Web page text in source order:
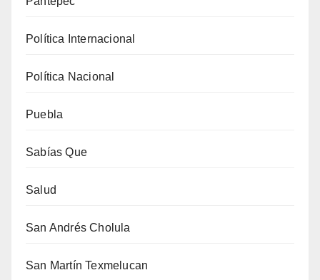
Política Internacional
Política Nacional
Puebla
Sabías Que
Salud
San Andrés Cholula
San Martín Texmelucan